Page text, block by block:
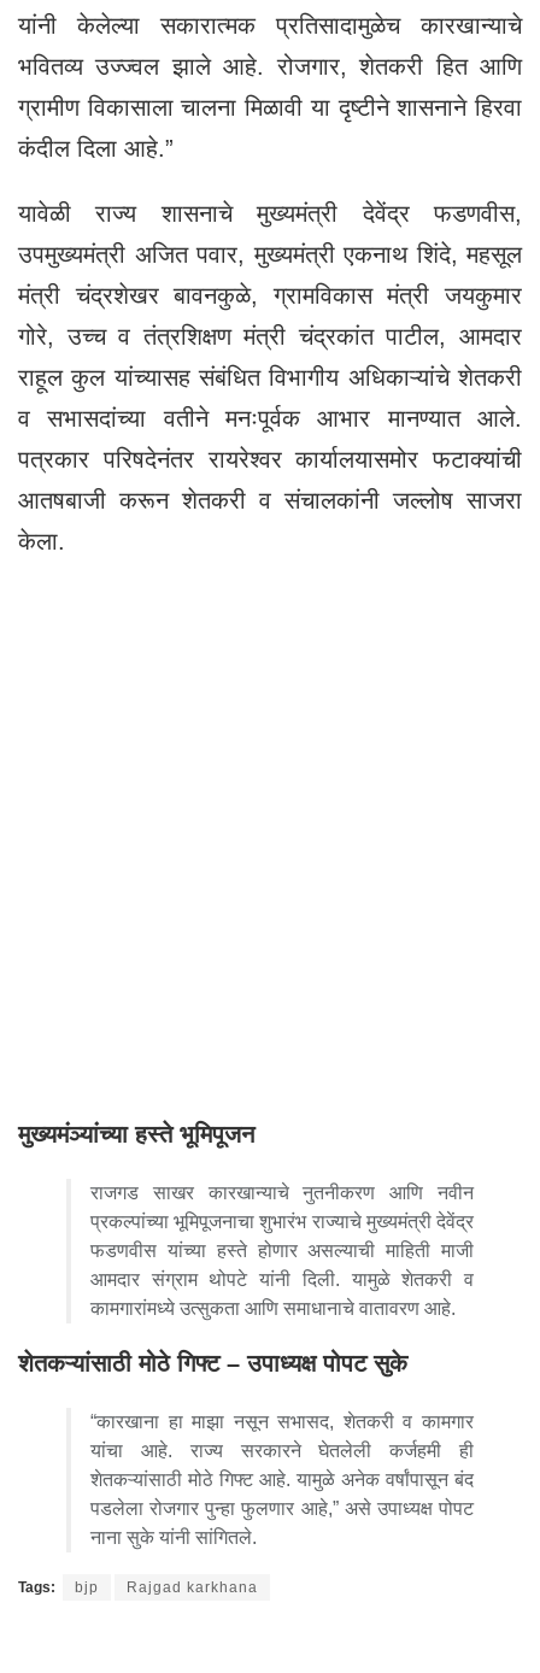
यांनी केलेल्या सकारात्मक प्रतिसादामुळेच कारखान्याचे
भवितव्य उज्ज्वल झाले आहे. रोजगार, शेतकरी हित आणि
ग्रामीण विकासाला चालना मिळावी या दृष्टीने शासनाने हिरवा
कंदील दिला आहे.”
यावेळी राज्य शासनाचे मुख्यमंत्री देवेंद्र फडणवीस,
उपमुख्यमंत्री अजित पवार, मुख्यमंत्री एकनाथ शिंदे, महसूल
मंत्री चंद्रशेखर बावनकुळे, ग्रामविकास मंत्री जयकुमार
गोरे, उच्च व तंत्रशिक्षण मंत्री चंद्रकांत पाटील, आमदार
राहूल कुल यांच्यासह संबंधित विभागीय अधिकाऱ्यांचे शेतकरी
व सभासदांच्या वतीने मनःपूर्वक आभार मानण्यात आले.
पत्रकार परिषदेनंतर रायरेश्वर कार्यालयासमोर फटाक्यांची
आतषबाजी करून शेतकरी व संचालकांनी जल्लोष साजरा
केला.
मुख्यमंञ्यांच्या हस्ते भूमिपूजन
राजगड साखर कारखान्याचे नुतनीकरण आणि नवीन
प्रकल्पांच्या भूमिपूजनाचा शुभारंभ राज्याचे मुख्यमंत्री देवेंद्र
फडणवीस यांच्या हस्ते होणार असल्याची माहिती माजी
आमदार संग्राम थोपटे यांनी दिली. यामुळे शेतकरी व
कामगारांमध्ये उत्सुकता आणि समाधानाचे वातावरण आहे.
शेतकऱ्यांसाठी मोठे गिफ्ट – उपाध्यक्ष पोपट सुके
“कारखाना हा माझा नसून सभासद, शेतकरी व कामगार
यांचा आहे. राज्य सरकारने घेतलेली कर्जहमी ही
शेतकऱ्यांसाठी मोठे गिफ्ट आहे. यामुळे अनेक वर्षांपासून बंद
पडलेला रोजगार पुन्हा फुलणार आहे,” असे उपाध्यक्ष पोपट
नाना सुके यांनी सांगितले.
Tags: bjp Rajgad karkhana